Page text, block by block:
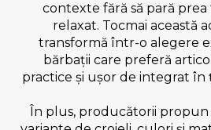
contexte fără să pară
relaxat. Tocmai această
transformă într-o alegere
bărbații care preferă
practice și ușor de integrat în
În plus, producătorii propun